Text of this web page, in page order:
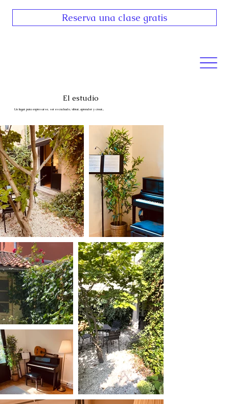
Reserva una clase gratis
El estudio
Un lugar para expresarse, ser escuchado, vibrar, aprender y crear...